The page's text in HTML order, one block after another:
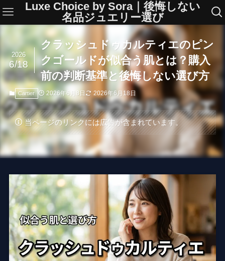
Luxe Choice by Sora｜後悔しない
名品ジュエリー選び
クラッシュドゥカルティエのピン
クゴールドが似合う肌とは？購入
前の判断基準と後悔しない選び方
2026
6/18
Cartier 2026年6月8日 2026年6月18日
当ページのリンクには広告が含まれています。